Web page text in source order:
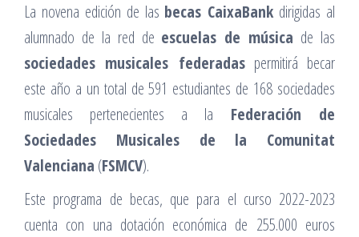
La novena edición de las becas CaixaBankdirigidas al
alumnado de la red de escuelas de música de las
sociedades musicales federadaspermitirá becar
este año a un total de 591 estudiantes de 168 sociedades
musicales pertenecientes a la Federación de
Sociedades Musicales de la Comunitat
Valenciana (FSMCV).
Este programa de becas, que para el curso 2022-2023
cuenta con una dotación económica de 255.000 euros